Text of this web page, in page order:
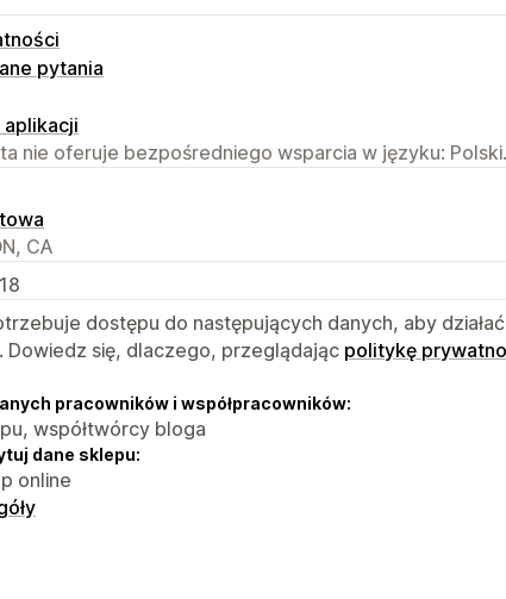
pytania
aplikacji
nie oferuje bezpośredniego wsparcia w języku: Polski.
CA
dostępu do następujących danych, aby
Dowiedz się, dlaczego, przeglądając politykę
pracowników i współpracowników:
współtwórcy bloga
dane sklepu:
online